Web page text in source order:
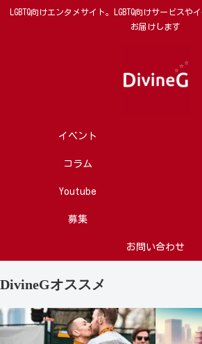
LGBTQ向けエンタメサイト。LGBTQ向けサービスや
お届けします
イベント
コラム
Youtube
募集
お問い合わせ
DivineGオススメ